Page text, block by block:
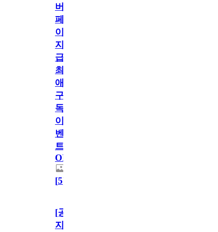
버
페
이
지
급!
최
애
구
독
이
벤
트
OPEN!
[5]
[공
지]